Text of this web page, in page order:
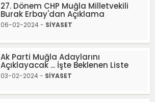
27. Dönem CHP Muğla Milletvekili
Burak Erbay'dan Açıklama
06-02-2024 - SİYASET
Ak Parti Muğla Adaylarını
Açıklayacak ... İşte Beklenen Liste
03-02-2024 - SİYASET